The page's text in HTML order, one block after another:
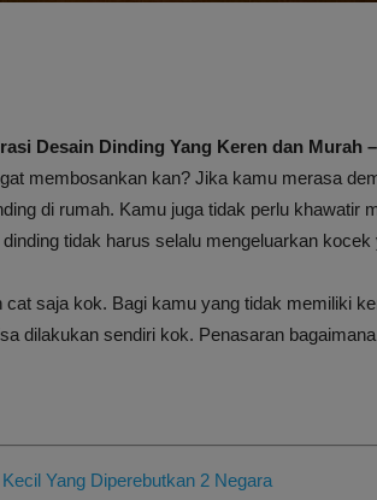
Desain Dinding Yang Keren dan Murah –
membosankan kan? Jika kamu merasa
di rumah. Kamu juga tidak perlu khawatir
tidak harus selalu mengeluarkan kocek
cat saja kok. Bagi kamu yang tidak memiliki
dilakukan sendiri kok. Penasaran
Yang Diperebutkan 2 Negara